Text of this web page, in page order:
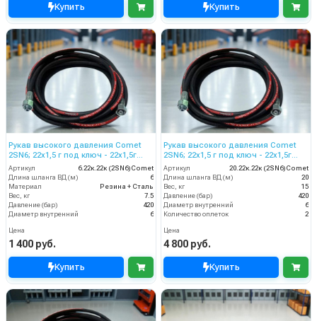
Купить Купить
Рукав высокого давления Comet
2SN6; 22х1,5 г под ключ - 22х1,5г
ключ; 6м
Артикул
6.22к.22к (2SN6)Comet
Длина шланга ВД (м)
6
Материал
Резина + Сталь
Вес, кг
7.5
Давление (бар)
420
Диаметр внутренний
6
Цена
1 400 руб.
Купить
Рукав высокого давления Comet
2SN6; 22х1,5 г под ключ - 22х1,5г
ключ; 20м
Артикул
20.22к.22к (2SN6)Comet
Длина шланга ВД (м)
20
Вес, кг
15
Давление (бар)
420
Диаметр внутренний
6
Количество оплеток
2
Цена
4 800 руб.
Купить